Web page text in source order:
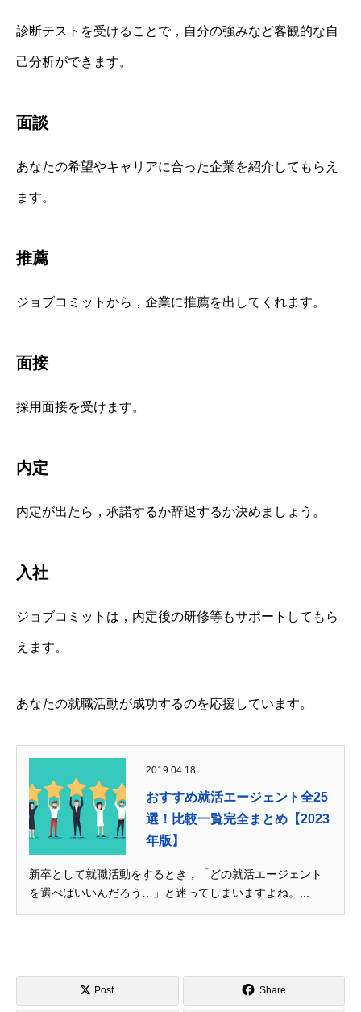
診断テストを受けることで，自分の強みなど客観的な自
己分析ができます。
面談
あなたの希望やキャリアに合った企業を紹介してもらえ
ます。
推薦
ジョブコミットから，企業に推薦を出してくれます。
面接
採用面接を受けます。
内定
内定が出たら，承諾するか辞退するか決めましょう。
入社
ジョブコミットは，内定後の研修等もサポートしてもら
えます。
あなたの就職活動が成功するのを応援しています。
2019.04.18
おすすめ就活エージェント全25
選！比較一覧完全まとめ【2023
年版】
新卒として就職活動をするとき，「どの就活エージェント
を選べばいいんだろう…」と迷ってしまいますよね。...
Post Share